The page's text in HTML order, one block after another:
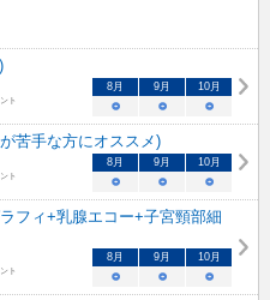
ト
8 月 9 月 10月
○ ○ ○
苦手な方にオススメ)
ト
8 月 9 月 10月
○ ○ ○
フィ+乳腺エコー+子宮頸部細
ト
8 月 9 月 10月
○ ○ ○